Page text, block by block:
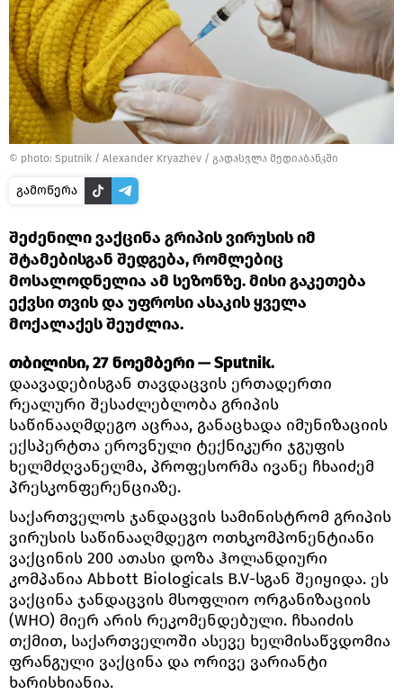
© photo: Sputnik / Alexander Kryazhev / გადასვლა მედიაბანკში
გამოწერა
შეძენილი ვაქცინა გრიპის ვირუსის იმ
შტამებისგან შედგება, რომლებიც
მოსალოდნელია ამ სეზონზე. მისი გაკეთება
ექვსი თვის და უფროსი ასაკის ყველა
მოქალაქეს შეუძლია.
თბილისი, 27 ნოემბერი — Sputnik.
დაავადებისგან თავდაცვის ერთადერთი
რეალური შესაძლებლობა გრიპის
საწინააღმდეგო აცრაა, განაცხადა იმუნიზაციის
ექსპერტთა ეროვნული ტექნიკური ჯგუფის
ხელმძღვანელმა, პროფესორმა ივანე ჩხაიძემ
პრესკონფერენციაზე.
საქართველოს ჯანდაცვის სამინისტრომ გრიპის
ვირუსის საწინააღმდეგო ოთხკომპონენტიანი
ვაქცინის 200 ათასი დოზა ჰოლანდიური
კომპანია Abbott Biologicals B.V-სგან შეიყიდა. ეს
ვაქცინა ჯანდაცვის მსოფლიო ორგანიზაციის
(WHO) მიერ არის რეკომენდებული. ჩხაიძის
თქმით, საქართველოში ასევე ხელმისაწვდომია
ფრანგული ვაქცინა და ორივე ვარიანტი
ხარისხიანია.